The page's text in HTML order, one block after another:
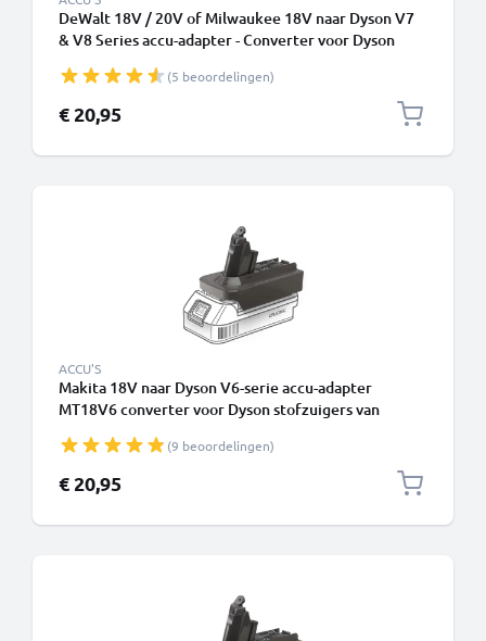
DeWalt 18V / 20V of Milwaukee 18V naar Dyson V7
& V8 Series accu-adapter - Converter voor Dyson
(5 beoordelingen)
€ 20,95
ACCU'S
Makita 18V naar Dyson V6-serie accu-adapter
MT18V6 converter voor Dyson stofzuigers van
(9 beoordelingen)
€ 20,95